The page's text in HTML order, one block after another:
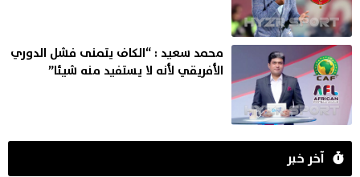
محمد سعيد : “الكاف يتمنى فشل الدوري
الأفريقي لأنه لا يستفيد منه شيئا”
آخر خبر